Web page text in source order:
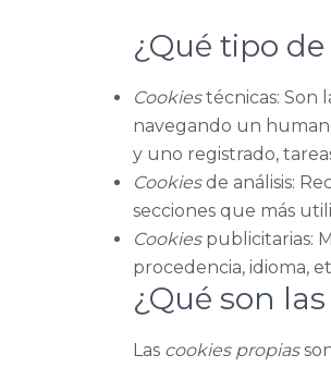
¿Qué tipo de
Cookiestécnicas: Son
navegando un
y uno registrado,
Cookiesde análisis:
secciones que más
Cookiespublicitarias:
procedencia, idioma,
¿Qué son las
Las cookies propias